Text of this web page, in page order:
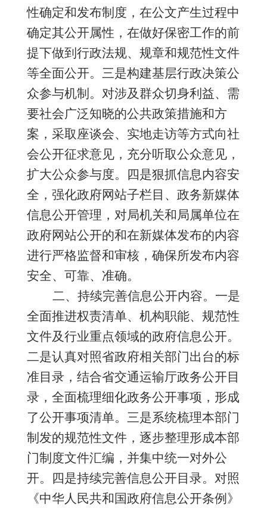
性确定和发布制度，在公文产生过程中
确定其公开属性，在做好保密工作的前
提下做到行政法规、规章和规范性文件
等全面公开。三是构建基层行政决策公
众参与机制。对涉及群众切身利益、需
要社会广泛知晓的公共政策措施和方
案，采取座谈会、实地走访等方式向社
会公开征求意见，充分听取公众意见，
扩大公众参与度。四是狠抓信息内容安
全，强化政府网站子栏目、政务新媒体
信息公开管理，对局机关和局属单位在
政府网站公开的和在新媒体发布的内容
进行严格监督和审核，确保所发布内容
安全、可靠、准确。
二、 持续完善信息公开内容。一是
全面推进权责清单、机构职能、规范性
文件及行业重点领域的政府信息公开。
二是认真对照省政府相关部门出台的标
准目录，结合省交通运输厅政务公开目
录，全面梳理细化政务公开事项，形成
了公开事项清单。三是系统梳理本部门
制发的规范性文件，逐步整理形成本部
门制度文件汇编，并集中统一对外公
开。四是持续完善信息公开目录。对照
《中华人民共和国政府信息公开条例》